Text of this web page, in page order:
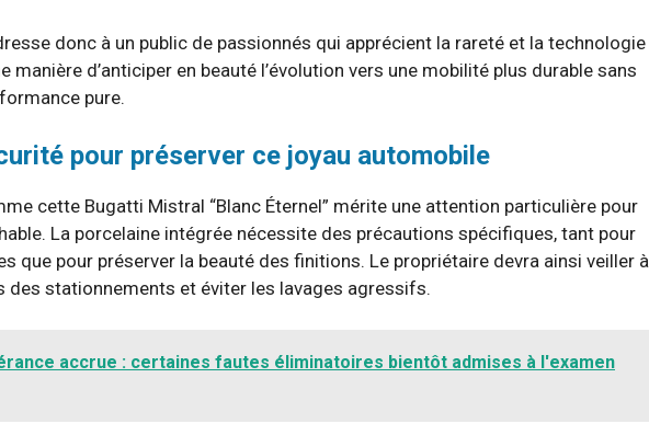
donc à un public de passionnés qui apprécient la rareté et la technologie
manière d’anticiper en beauté l’évolution vers une mobilité plus durable sans
pure.
pour préserver ce joyau automobile
cette Bugatti Mistral “Blanc Éternel” mérite une attention particulière pour
La porcelaine intégrée nécessite des précautions spécifiques, tant pour
que pour préserver la beauté des finitions. Le propriétaire devra ainsi veiller à
des stationnements et éviter les lavages agressifs.
accrue : certaines fautes éliminatoires bientôt admises à l'examen